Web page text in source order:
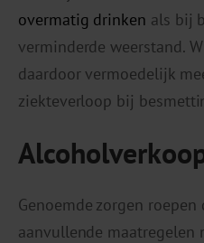
overmatig drinken als bij
verminderde weerstand.
daardoor vermoedelijk
ziekteverloop bij
Genoemde zorgen
aanvullende maatregelen